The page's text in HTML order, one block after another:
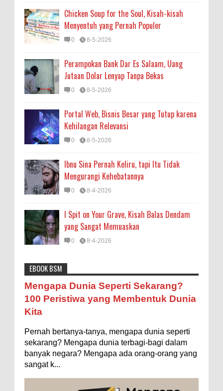
Chicken Soup for the Soul, Kisah-kisah
Menyentuh yang Pernah Populer
0 8-5-2026
Perampokan Bank Dar Es Salaam, Uang
Jutaan Dolar Lenyap Tanpa Bekas
0 8-5-2026
Portal Web, Bisnis Besar yang Tutup karena
Kehilangan Relevansi
0 8-5-2026
Ibnu Sina Pernah Keliru, tapi Itu Tidak
Mengurangi Kehebatannya
0 8-4-2026
I Spit on Your Grave, Kisah Balas Dendam
yang Sangat Memuaskan
0 8-4-2026
Astronomi Biologi Budaya Buku
Bumi
Entertainment
Fakta & Statistik Fauna
Filsafat
Flora
Internasional
Internet Iptek
Istilah Ilmiah
Makanan & Minuman
Misteri Mitologi
Nature
Mengapa Negara Miskin Tidak Mencetak
Uang yang Banyak saja biar Kaya?
Ilustrasi/istimewa Jawaban untuk pertanyaan itu
Ukuran 1 Kaki itu Berapa Meter?
Ilustrasi/ginersnow.com Di Inggris dan Amerika,
EBOOK BSM
Mengapa Dunia Seperti Sekarang?
100 Peristiwa yang Membentuk Dunia
Kita
Pernah bertanya-tanya, mengapa dunia seperti
sekarang? Mengapa dunia terbagi-bagi dalam
banyak negara? Mengapa ada orang-orang yang
sangat k...